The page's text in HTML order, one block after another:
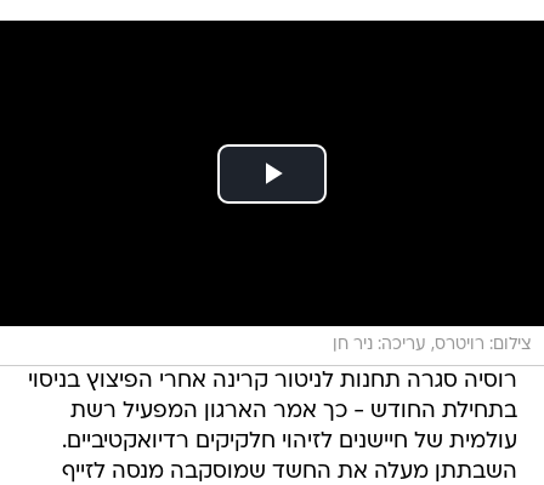
צילום: רויטרס, עריכה: ניר חן
רוסיה סגרה תחנות לניטור קרינה אחרי הפיצוץ בניסוי
בתחילת החודש - כך אמר הארגון המפעיל רשת
עולמית של חיישנים לזיהוי חלקיקים רדיואקטיביים.
השבתתן מעלה את החשד שמוסקבה מנסה לזייף